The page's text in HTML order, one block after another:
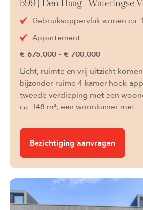
599 | Den Haag | Wateringse
Gebruiksoppervlak wonen ca.
Appartement
€ 675.000 - € 700.000
Licht, ruimte en vrij uitzicht
bijzonder ruime 4-kamer hoek-
tweede verdieping met een
ca. 148 m², een woonkamer met…
Bezichtiging aanvragen